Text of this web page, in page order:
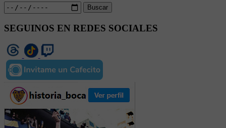
Buscar
SEGUINOS EN REDES SOCIALES